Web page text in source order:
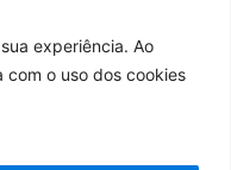
experiência. Ao
o uso dos cookies